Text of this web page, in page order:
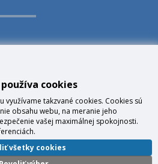
cookies
využívame takzvané cookies. Cookies sú
obsahu webu, na meranie jeho
vašej maximálnej spokojnosti.
všetky cookies